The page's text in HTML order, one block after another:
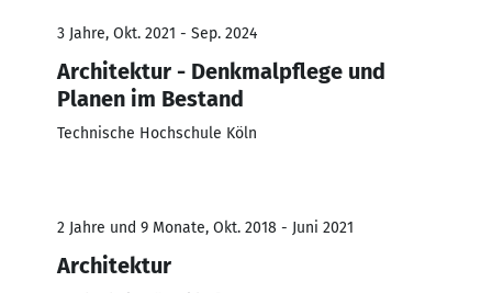
3 Jahre, Okt. 2021 - Sep. 2024
Architektur - Denkmalpflege und
Planen im Bestand
Technische Hochschule Köln
2 Jahre und 9 Monate, Okt. 2018 - Juni 2021
Architektur